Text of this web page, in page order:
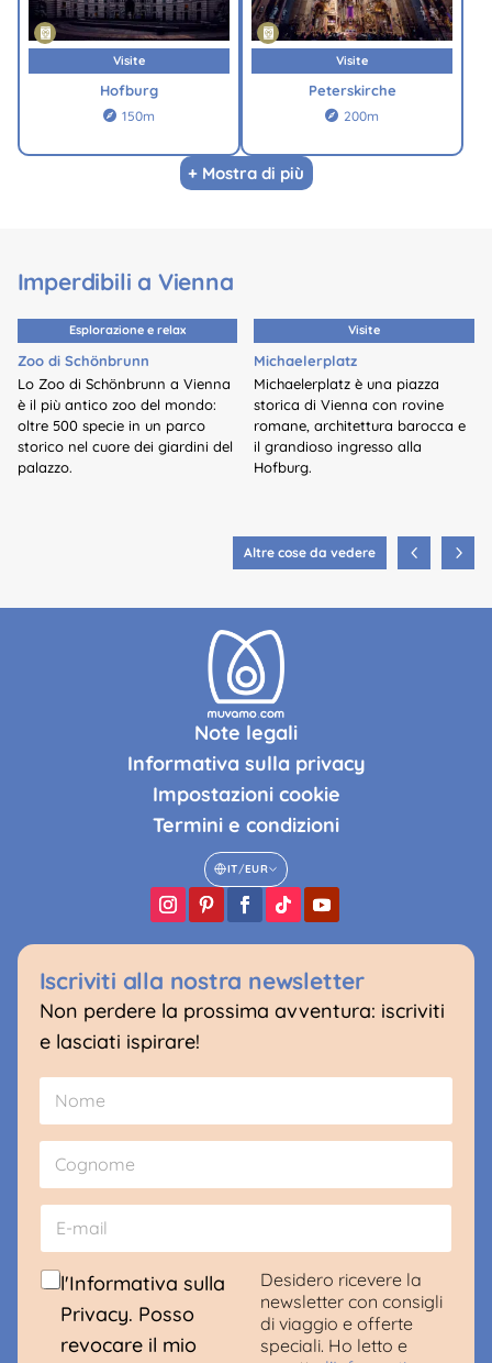
Visite
Hofburg
 150m
Visite
Peterskirche
 200m
+ Mostra di più
Imperdibili a Vienna
Esplorazione e relax
Zoo di Schönbrunn
Lo Zoo di Schönbrunn a Vienna
è il più antico zoo del mondo:
oltre 500 specie in un parco
storico nel cuore dei giardini del
palazzo.
Visite
Michaelerplatz
Michaelerplatz è una piazza
storica di Vienna con rovine
romane, architettura barocca e
il grandioso ingresso alla
Hofburg.
Altre cose da vedere
Note legali
Informativa sulla privacy
Impostazioni cookie
Termini e condizioni
IT/EUR
Iscriviti alla nostra newsletter
Non perdere la prossima avventura: iscriviti
e lasciati ispirare!
m
a
l
G
P
R
C
N
m
e
E
m
a
i
C l'Informativa sulla
Privacy. Posso
revocare il mio
Desidero ricevere la
newsletter con consigli
di viaggio e offerte
speciali. Ho letto e